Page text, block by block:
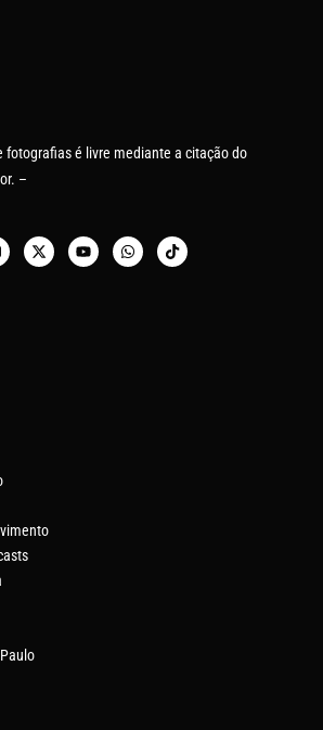
fotografias é livre mediante a citação do
–